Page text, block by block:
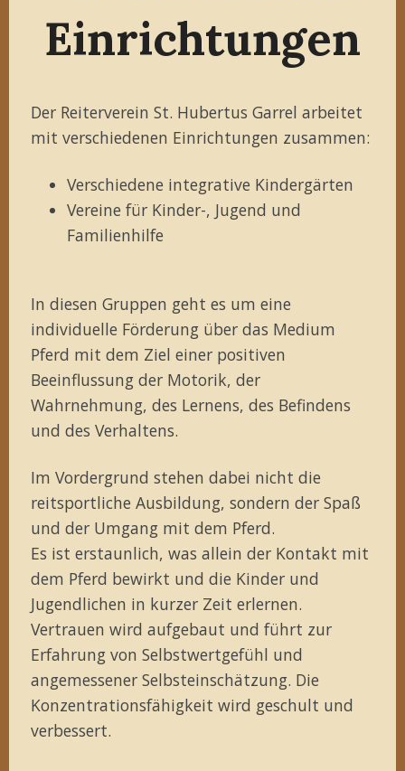
Einrichtungen
Der Reiterverein St. Hubertus Garrel arbeitet
mit verschiedenen Einrichtungen zusammen:
Verschiedene integrative Kindergärten
Vereine für Kinder-, Jugend und
Familienhilfe
In diesen Gruppen geht es um eine
individuelle Förderung über das Medium
Pferd mit dem Ziel einer positiven
Beeinflussung der Motorik, der
Wahrnehmung, des Lernens, des Befindens
und des Verhaltens.
Im Vordergrund stehen dabei nicht die
reitsportliche Ausbildung, sondern der Spaß
und der Umgang mit dem Pferd.
Es ist erstaunlich, was allein der Kontakt mit
dem Pferd bewirkt und die Kinder und
Jugendlichen in kurzer Zeit erlernen.
Vertrauen wird aufgebaut und führt zur
Erfahrung von Selbstwertgefühl und
angemessener Selbsteinschätzung. Die
Konzentrationsfähigkeit wird geschult und
verbessert.